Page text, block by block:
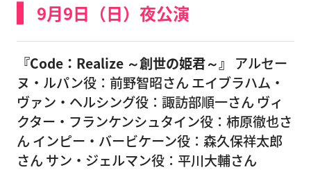
9月9日（日）夜公演
『Code：Realize ～創世の姫君～』
アルセー
ヌ・ルパン役：前野智昭さん エイブラハム・
ヴァン・ヘルシング役：諏訪部順一さん ヴィ
クター・フランケンシュタイン役：柿原徹也さ
ん インピー・バービケーン役：森久保祥太郎
さん サン・ジェルマン役：平川大輔さん